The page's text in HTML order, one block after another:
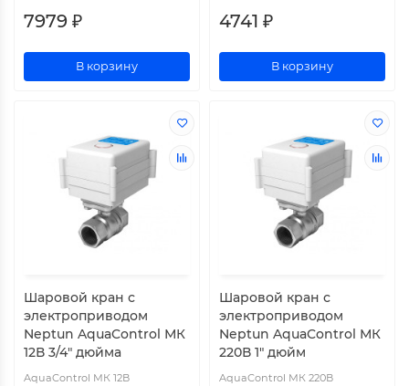
7979 ₽
В корзину
4741 ₽
В корзину
Шаровой кран с
электроприводом
Neptun AquaControl МК
12В 3/4" дюйма
AquaControl МК 12В
Шаровой кран с
электроприводом
Neptun AquaControl МК
220В 1" дюйм
AquaControl МК 220В